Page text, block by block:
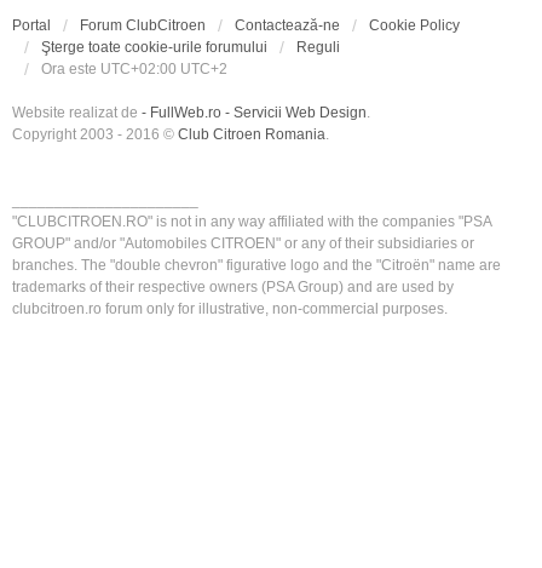
Portal Forum ClubCitroen Contactează-ne
Cookie Policy
Şterge toate cookie-urile forumului
Reguli
Ora este UTC+02:00 UTC+2
Website realizat de - FullWeb.ro - Servicii Web Design.
Copyright 2003 - 2016 © Club Citroen Romania.
"CLUBCITROEN.RO" is not in any way affiliated with the companies "PSA
GROUP" and/or "Automobiles CITROEN" or any of their subsidiaries or
branches. The "double chevron" figurative logo and the "Citroën" name are
trademarks of their respective owners (PSA Group) and are used by
clubcitroen.ro forum only for illustrative, non-commercial purposes.